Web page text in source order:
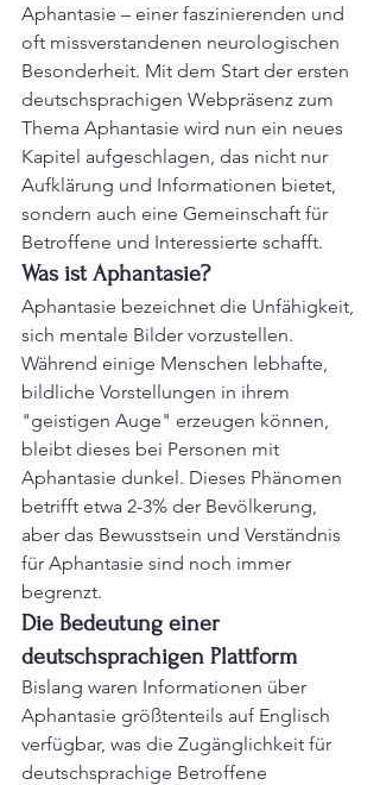
Aphantasie – einer faszinierenden und
oft missverstandenen neurologischen
Besonderheit. Mit dem Start der ersten
deutschsprachigen Webpräsenz zum
Thema Aphantasie wird nun ein neues
Kapitel aufgeschlagen, das nicht nur
Aufklärung und Informationen bietet,
sondern auch eine Gemeinschaft für
Betroffene und Interessierte schafft.
Was ist Aphantasie?
Aphantasie bezeichnet die Unfähigkeit,
sich mentale Bilder vorzustellen.
Während einige Menschen lebhafte,
bildliche Vorstellungen in ihrem
"geistigen Auge" erzeugen können,
bleibt dieses bei Personen mit
Aphantasie dunkel. Dieses Phänomen
betrifft etwa 2-3% der Bevölkerung,
aber das Bewusstsein und Verständnis
für Aphantasie sind noch immer
begrenzt.
Die Bedeutung einer
deutschsprachigen Plattform
Bislang waren Informationen über
Aphantasie größtenteils auf Englisch
verfügbar, was die Zugänglichkeit für
deutschsprachige Betroffene